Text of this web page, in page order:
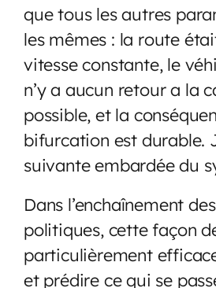
que tous les autres
les mêmes : la route
vitesse constante, le
n’y a aucun retour a la
possible, et la
bifurcation est durable.
suivante embardée du
Dans l’enchaînement
politiques, cette façon
particulièrement
et prédire ce qui se